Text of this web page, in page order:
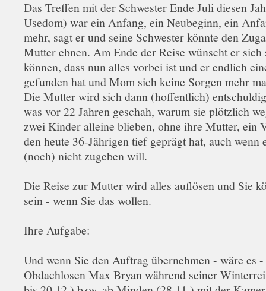
Das Treffen mit der Schwester Ende Juli diesen
Usedom) war ein Anfang, ein Neubeginn, ein
mehr, sagt er und seine Schwester könnte den
Mutter ebnen. Am Ende der Reise wünscht er sich
können, dass nun alles vorbei ist und er endlich
gefunden hat und Mom sich keine Sorgen mehr
Die Mutter wird sich dann (hoffentlich)
was vor 22 Jahren geschah, warum sie plötzlich
zwei Kinder alleine blieben, ohne ihre Mutter, ein
den heute 36-Jährigen tief geprägt hat, auch wenn
(noch) nicht zugeben will.
Die Reise zur Mutter wird alles auflösen und Sie
sein - wenn Sie das wollen.
Ihre Aufgabe:
Und wenn Sie den Auftrag übernehmen - wäre es
Obdachlosen Max Bryan während seiner